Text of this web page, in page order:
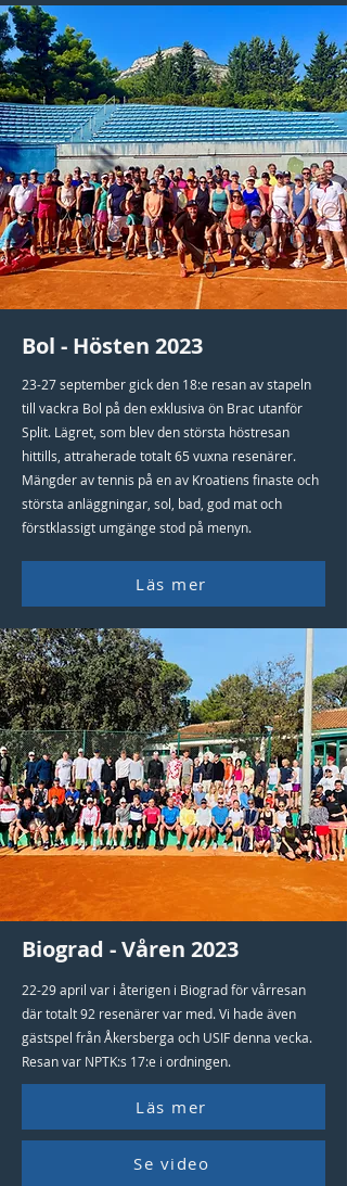
Biograd - Våren 2023
22-29 april var i återigen i Biograd för vårresan
där totalt 92 resenärer var med. Vi hade även
gästspel från Åkersberga och USIF denna vecka.
Resan var NPTK:s 17:e i ordningen.
Läs mer
Se video
Bol - Hösten 2023
23-27 september gick den 18:e resan av stapeln
till vackra Bol på den exklusiva ön Brac utanför
Split. Lägret, som blev den största höstresan
hittills, attraherade totalt 65 vuxna resenärer.
Mängder av tennis på en av Kroatiens finaste och
största anläggningar, sol, bad, god mat och
förstklassigt umgänge stod på menyn.
Läs mer